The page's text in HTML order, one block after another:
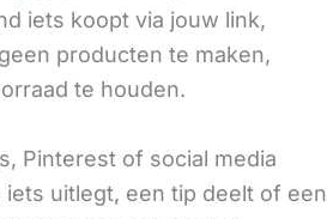
iets koopt via jouw link,
producten te maken,
te houden.
Pinterest of social media
iets uitlegt, een tip deelt of een